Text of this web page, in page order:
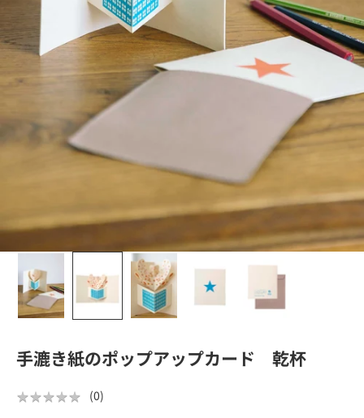
手漉き紙のポップアップカード 乾杯
★★★★★
★★★★★ (0)